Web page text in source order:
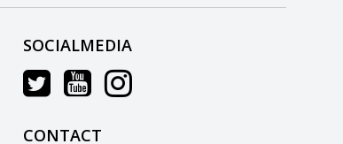
SOCIALMEDIA
CONTACT